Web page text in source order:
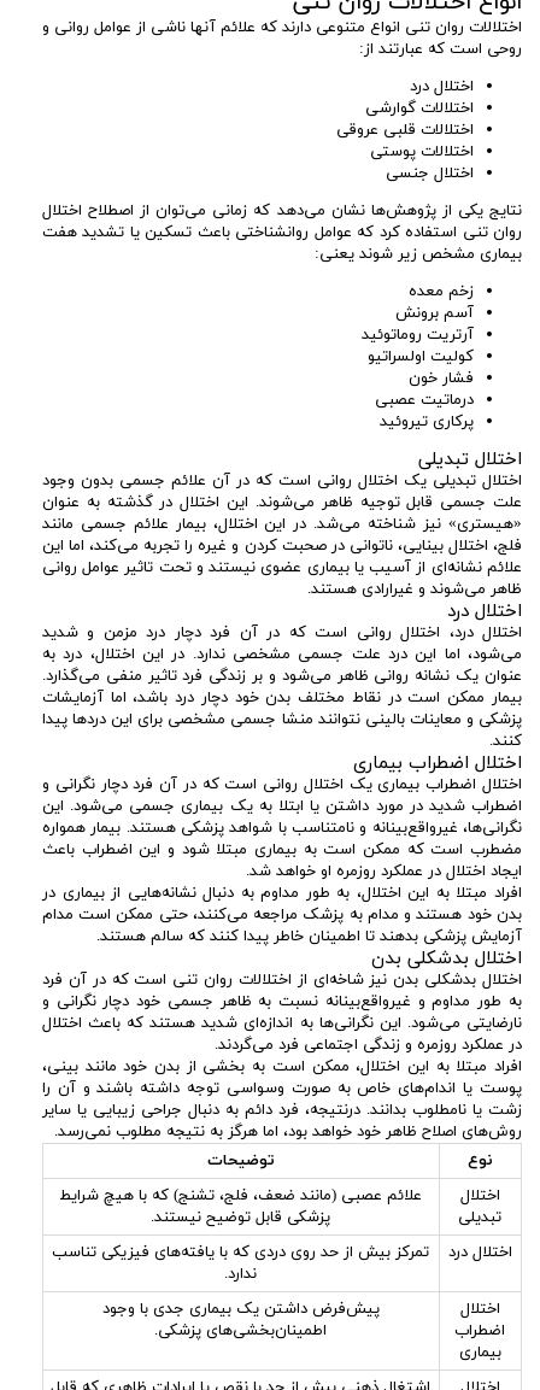
اختلالات روان تنی انواع متنوعی دارند که علائم آنها ناشی از عوامل روانی و
روحی است که عبارتند از:
اختلال درد
اختلالات گوارشی
اختلالات قلبی عروقی
اختلالات پوستی
اختلال جنسی
نتایج یکی از پژوهش‌ها نشان می‌دهد که زمانی می‌توان از اصطلاح اختلال
روان تنی استفاده کرد که عوامل روانشناختی باعث تسکین یا تشدید هفت
بیماری مشخص زیر شوند یعنی:
زخم معده
آسم برونش
آرتریت روماتوئید
کولیت اولسراتیو
فشار خون
درماتیت عصبی
پرکاری تیروئید
اختلال تبدیلی
اختلال تبدیلی یک اختلال روانی است که در آن علائم جسمی بدون وجود
علت جسمی قابل توجیه ظاهر می‌شوند. این اختلال در گذشته به عنوان
«هیستری» نیز شناخته می‌شد. در این اختلال، بیمار علائم جسمی مانند
فلج، اختلال بینایی، ناتوانی در صحبت کردن و غیره را تجربه می‌کند، اما این
علائم نشانه‌ای از آسیب یا بیماری عضوی نیستند و تحت تاثیر عوامل روانی
ظاهر می‌شوند و غیرارادی هستند.
اختلال درد
اختلال درد، اختلال روانی است که در آن فرد دچار درد مزمن و شدید
می‌شود، اما این درد علت جسمی مشخصی ندارد. در این اختلال، درد به
عنوان یک نشانه روانی ظاهر می‌شود و بر زندگی فرد تاثیر منفی می‌گذارد.
بیمار ممکن است در نقاط مختلف بدن خود دچار درد باشد، اما آزمایشات
پزشکی و معاینات بالینی نتوانند منشا جسمی مشخصی برای این دردها پیدا
کنند.
اختلال اضطراب بیماری
اختلال اضطراب بیماری یک اختلال روانی است که در آن فرد دچار نگرانی و
اضطراب شدید در مورد داشتن یا ابتلا به یک بیماری جسمی می‌شود. این
نگرانی‌ها، غیرواقع‌بینانه و نامتناسب با شواهد پزشکی هستند. بیمار همواره
مضطرب است که ممکن است به بیماری مبتلا شود و این اضطراب باعث
ایجاد اختلال در عملکرد روزمره او خواهد شد.
افراد مبتلا به این اختلال، به طور مداوم به دنبال نشانه‌هایی از بیماری در
بدن خود هستند و مدام به پزشک مراجعه می‌کنند، حتی ممکن است مدام
آزمایش پزشکی بدهند تا اطمینان خاطر پیدا کنند که سالم هستند.
اختلال بدشکلی بدن
اختلال بدشکلی بدن نیز شاخه‌ای از اختلالات روان تنی است که در آن فرد
به طور مداوم و غیرواقع‌بینانه نسبت به ظاهر جسمی خود دچار نگرانی و
نارضایتی می‌شود. این نگرانی‌ها به اندازه‌ای شدید هستند که باعث اختلال
در عملکرد روزمره و زندگی اجتماعی فرد می‌گردند.
افراد مبتلا به این اختلال، ممکن است به بخشی از بدن خود مانند بینی،
پوست یا اندام‌های خاص به صورت وسواسی توجه داشته باشند و آن را
زشت یا نامطلوب بدانند. درنتیجه، فرد دائم به دنبال جراحی زیبایی یا سایر
روش‌های اصلاح ظاهر خود خواهد بود، اما هرگز به نتیجه مطلوب نمی‌رسد.
نوع
توضیحات
اختلال
تبدیلی
علائم عصبی (مانند ضعف، فلج، تشنج) که با هیچ شرایط
پزشکی قابل توضیح نیستند.
اختلال درد
تمرکز بیش از حد روی دردی که با یافته‌های فیزیکی تناسب
ندارد.
اختلال
اضطراب
بیماری
پیش‌فرض داشتن یک بیماری جدی با وجود
اطمینان‌بخشی‌های پزشکی.